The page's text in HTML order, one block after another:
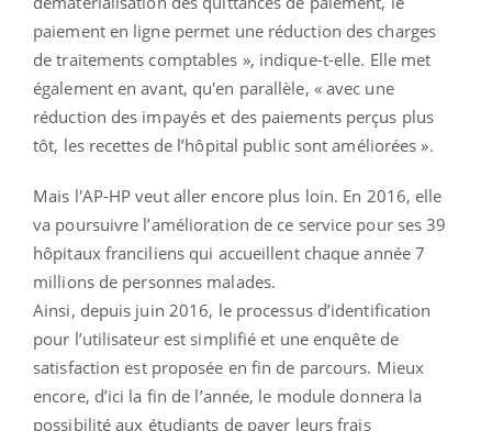
paiement en ligne permet une réduction des charges
de traitements comptables », indique-t-elle. Elle met
également en avant, qu'en parallèle, « avec une
réduction des impayés et des paiements perçus plus
tôt, les recettes de l’hôpital public sont améliorées ».
Mais l'AP-HP veut aller encore plus loin. En 2016, elle
va poursuivre l’amélioration de ce service pour ses 39
hôpitaux franciliens qui accueillent chaque année 7
millions de personnes malades.
Ainsi, depuis juin 2016, le processus d’identification
pour l’utilisateur est simplifié et une enquête de
satisfaction est proposée en fin de parcours. Mieux
encore, d’ici la fin de l’année, le module donnera la
possibilité aux étudiants de payer leurs frais